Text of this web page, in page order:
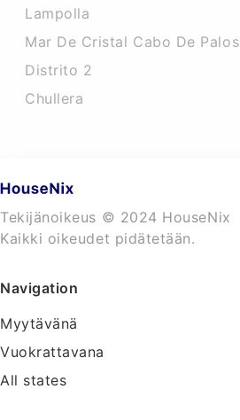
Lampolla
Mar De Cristal Cabo De Palos
Distrito 2
Chullera
Tekijänoikeus © 2024 HouseNix
Kaikki oikeudet pidätetään.
Navigation
Myytävänä
Vuokrattavana
All states